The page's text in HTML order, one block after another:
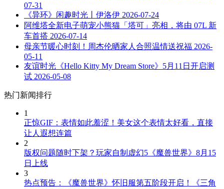
07-31
《异环》闲趣时光丨伊洛伊 2026-07-24
阿维塔全新电子萌宠小熊猫「塔可」亮相，将由 07L 新
车首搭 2026-07-14
母亲节暖心时刻！周杰伦晒家人合照温情送祝福 2026-
05-11
友谊时光《Hello Kitty My Dream Store》5月11日开启测
试 2026-05-08
热门新闻排行
1
正惊GIF：表情如此羞涩！美女这个表情太好看，直接
让人遐想连篇
2
版权问题随时下架？玩家自制虚幻5《魔兽世界》8月15
日上线
3
热点预告：《魔兽世界》怀旧服第五阶段开启！《三角